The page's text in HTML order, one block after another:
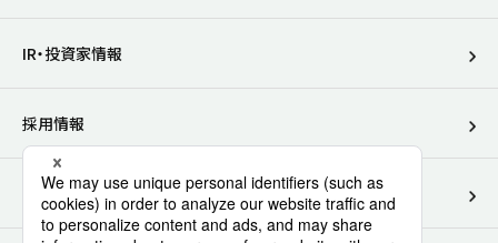
IR・投資家情報
別ウィンドウで開きます
採用情報
別ウィンドウで開きます
医療関係者向けサイト